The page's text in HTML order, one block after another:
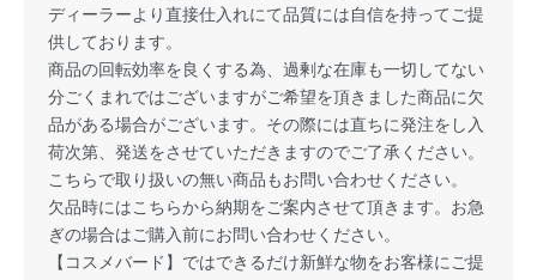
ディーラーより直接仕入れにて品質には自信を持ってご提
供しております。
商品の回転効率を良くする為、過剰な在庫も一切してない
分ごくまれではございますがご希望を頂きました商品に欠
品がある場合がございます。その際には直ちに発注をし入
荷次第、発送をさせていただきますのでご了承ください。
こちらで取り扱いの無い商品もお問い合わせください。
欠品時にはこちらから納期をご案内させて頂きます。お急
ぎの場合はご購入前にお問い合わせください。
【コスメバード】ではできるだけ新鮮な物をお客様にご提